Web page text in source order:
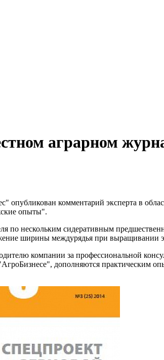
аграрном
опубликован комментарий эксперта в
опыты".
по нескольким сидеративным
ширины междурядья при выращивании
компании за профессиональной
дополняются